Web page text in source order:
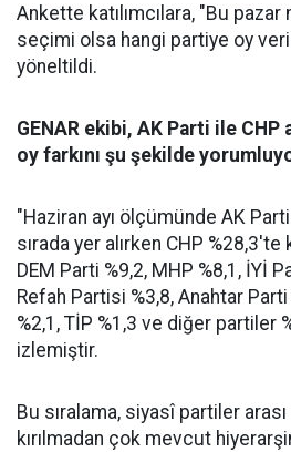
Ankette katılımcılara, "Bu
seçimi olsa hangi partiye oy
yöneltildi.
GENAR ekibi, AK Parti ile CHP
oy farkını şu şekilde
"Haziran ayı ölçümünde AK
sırada yer alırken CHP
DEM Parti %9,2, MHP %8,1, İYİ
Refah Partisi %3,8, Anahtar
%2,1, TİP %1,3 ve diğer partiler
izlemiştir.
Bu sıralama, siyasî partiler
kırılmadan çok mevcut